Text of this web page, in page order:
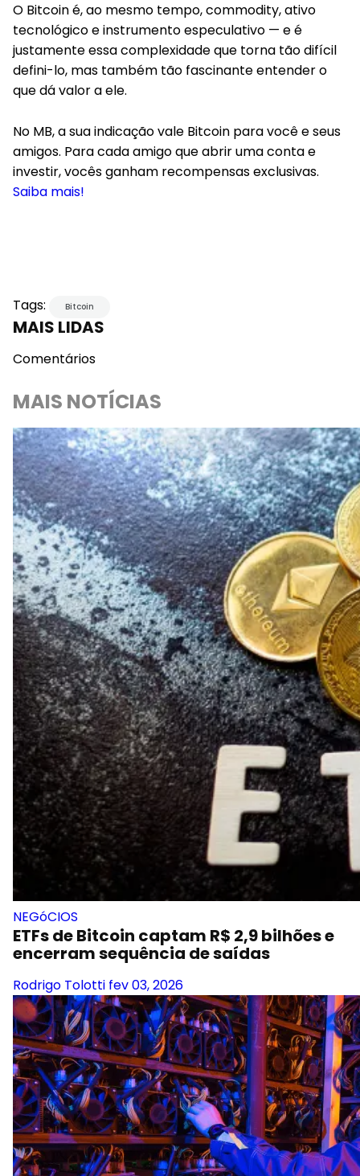
O Bitcoin é, ao mesmo tempo, commodity, ativo
tecnológico e instrumento especulativo — e é
justamente essa complexidade que torna tão difícil
defini-lo, mas também tão fascinante entender o
que dá valor a ele.
No MB, a sua indicação vale Bitcoin para você e seus
amigos. Para cada amigo que abrir uma conta e
investir, vocês ganham recompensas exclusivas.
Saiba mais!
Tags: Bitcoin
MAIS LIDAS
Comentários
MAIS NOTÍCIAS
NEGóCIOS
ETFs de Bitcoin captam R$ 2,9 bilhões e
encerram sequência de saídas
Rodrigo Tolotti fev 03, 2026